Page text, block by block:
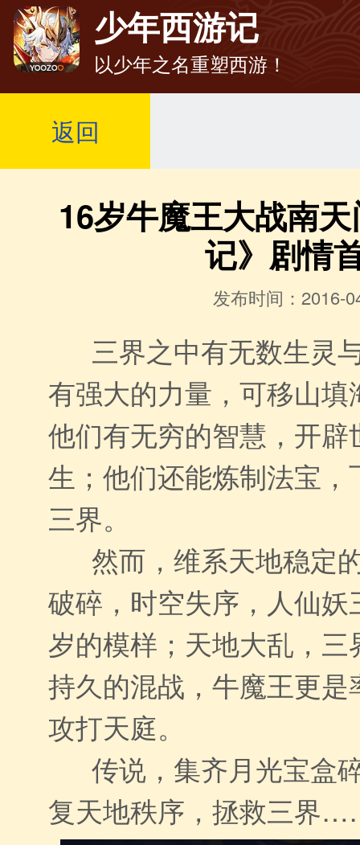
少年西游记
以少年之名重塑西游！
返回
16岁牛魔王大战南
记》剧情
发布时间：2016-
三界之中有无数生灵
有强大的力量，可移山
他们有无穷的智慧，开辟
生；他们还能炼制法宝
三界。
然而，维系天地稳定
破碎，时空失序，人仙
岁的模样；天地大乱，
持久的混战，牛魔王更
攻打天庭。
传说，集齐月光宝盒
复天地秩序，拯救三界